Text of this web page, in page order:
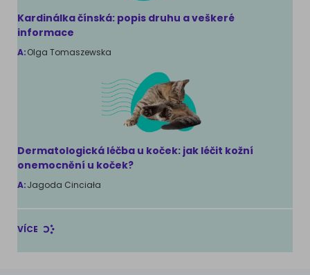
Kardinálka čínská: popis druhu a veškeré
informace
A:Olga Tomaszewska
Dermatologická léčba u koček: jak léčit kožní
onemocnění u koček?
A:Jagoda Cinciała
VÍCE